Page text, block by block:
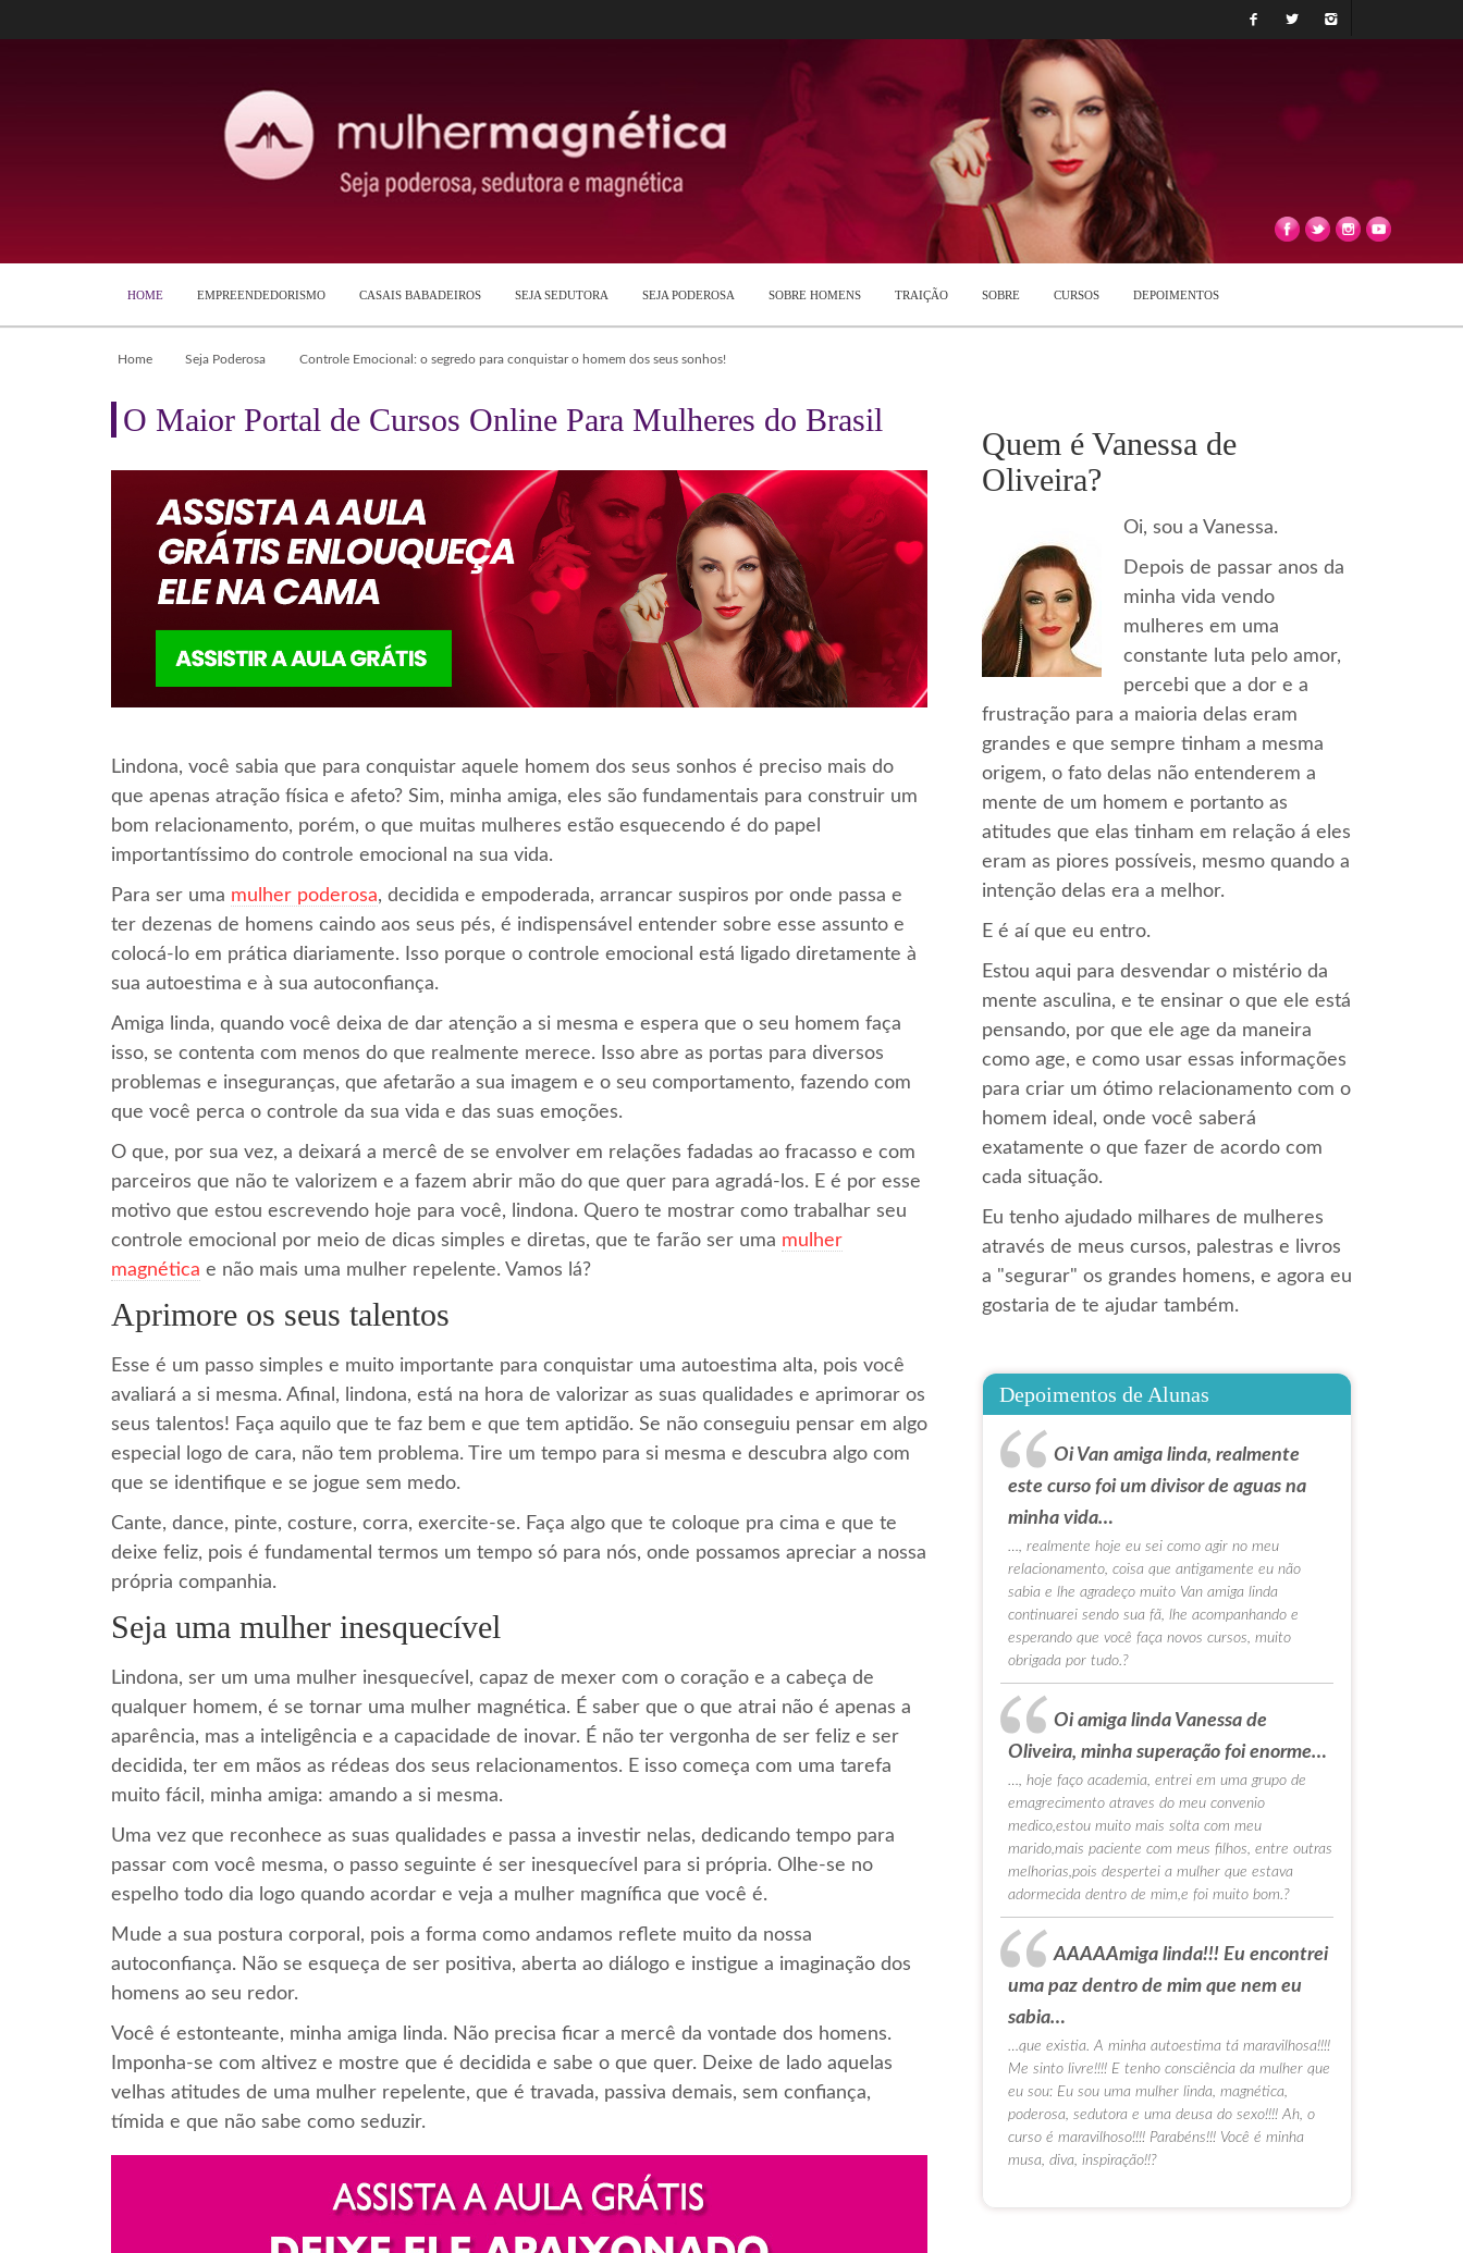
HOME EMPREENDEDORISMO CASAIS BABADEIROS SEJA SEDUTORA SEJA PODEROSA SOBRE HOMENS TRAIÇÃO SOBRE CURSOS DEPOIMENTOS
Home Seja Poderosa Controle Emocional: o segredo para conquistar o homem dos seus sonhos!
O Maior Portal de Cursos Online Para Mulheres do Brasil
Lindona, você sabia que para conquistar aquele homem dos seus sonhos é preciso mais do
que apenas atração física e afeto? Sim, minha amiga, eles são fundamentais para construir um
bom relacionamento, porém, o que muitas mulheres estão esquecendo é do papel
importantíssimo do controle emocional na sua vida.
Para ser uma mulher poderosa, decidida e empoderada, arrancar suspiros por onde passa e
ter dezenas de homens caindo aos seus pés, é indispensável entender sobre esse assunto e
colocá-lo em prática diariamente. Isso porque o controle emocional está ligado diretamente à
sua autoestima e à sua autoconfiança.
Amiga linda, quando você deixa de dar atenção a si mesma e espera que o seu homem faça
isso, se contenta com menos do que realmente merece. Isso abre as portas para diversos
problemas e inseguranças, que afetarão a sua imagem e o seu comportamento, fazendo com
que você perca o controle da sua vida e das suas emoções.
O que, por sua vez, a deixará a mercê de se envolver em relações fadadas ao fracasso e com
parceiros que não te valorizem e a fazem abrir mão do que quer para agradá-los. E é por esse
motivo que estou escrevendo hoje para você, lindona. Quero te mostrar como trabalhar seu
controle emocional por meio de dicas simples e diretas, que te farão ser uma mulher
magnética e não mais uma mulher repelente. Vamos lá?
Aprimore os seus talentos
Esse é um passo simples e muito importante para conquistar uma autoestima alta, pois você
avaliará a si mesma. Afinal, lindona, está na hora de valorizar as suas qualidades e aprimorar os
seus talentos! Faça aquilo que te faz bem e que tem aptidão. Se não conseguiu pensar em algo
especial logo de cara, não tem problema. Tire um tempo para si mesma e descubra algo com
que se identifique e se jogue sem medo.
Cante, dance, pinte, costure, corra, exercite-se. Faça algo que te coloque pra cima e que te
deixe feliz, pois é fundamental termos um tempo só para nós, onde possamos apreciar a nossa
própria companhia.
Seja uma mulher inesquecível
Lindona, ser um uma mulher inesquecível, capaz de mexer com o coração e a cabeça de
qualquer homem, é se tornar uma mulher magnética. É saber que o que atrai não é apenas a
aparência, mas a inteligência e a capacidade de inovar. É não ter vergonha de ser feliz e ser
decidida, ter em mãos as rédeas dos seus relacionamentos. E isso começa com uma tarefa
muito fácil, minha amiga: amando a si mesma.
Uma vez que reconhece as suas qualidades e passa a investir nelas, dedicando tempo para
passar com você mesma, o passo seguinte é ser inesquecível para si própria. Olhe-se no
espelho todo dia logo quando acordar e veja a mulher magnífica que você é.
Mude a sua postura corporal, pois a forma como andamos reflete muito da nossa
autoconfiança. Não se esqueça de ser positiva, aberta ao diálogo e instigue a imaginação dos
homens ao seu redor.
Você é estonteante, minha amiga linda. Não precisa ficar a mercê da vontade dos homens.
Imponha-se com altivez e mostre que é decidida e sabe o que quer. Deixe de lado aquelas
velhas atitudes de uma mulher repelente, que é travada, passiva demais, sem confiança,
tímida e que não sabe como seduzir.
Quem é Vanessa de
Oliveira?
Oi, sou a Vanessa.
Depois de passar anos da
minha vida vendo
mulheres em uma
constante luta pelo amor,
percebi que a dor e a
frustração para a maioria delas eram
grandes e que sempre tinham a mesma
origem, o fato delas não entenderem a
mente de um homem e portanto as
atitudes que elas tinham em relação á eles
eram as piores possíveis, mesmo quando a
intenção delas era a melhor.
E é aí que eu entro.
Estou aqui para desvendar o mistério da
mente asculina, e te ensinar o que ele está
pensando, por que ele age da maneira
como age, e como usar essas informações
para criar um ótimo relacionamento com o
homem ideal, onde você saberá
exatamente o que fazer de acordo com
cada situação.
Eu tenho ajudado milhares de mulheres
através de meus cursos, palestras e livros
a "segurar" os grandes homens, e agora eu
gostaria de te ajudar também.
Depoimentos de Alunas
Oi Van amiga linda, realmente
este curso foi um divisor de aguas na
minha vida…
…, realmente hoje eu sei como agir no meu
relacionamento, coisa que antigamente eu não
sabia e lhe agradeço muito Van amiga linda
continuarei sendo sua fã, lhe acompanhando e
esperando que você faça novos cursos, muito
obrigada por tudo.?
Oi amiga linda Vanessa de
Oliveira, minha superação foi enorme…
…, hoje faço academia, entrei em uma grupo de
emagrecimento atraves do meu convenio
medico,estou muito mais solta com meu
marido,mais paciente com meus filhos, entre outras
melhorias,pois despertei a mulher que estava
adormecida dentro de mim,e foi muito bom.?
AAAAAmiga linda!!! Eu encontrei
uma paz dentro de mim que nem eu
sabia…
…que existia. A minha autoestima tá maravilhosa!!!!
Me sinto livre!!!! E tenho consciência da mulher que
eu sou: Eu sou uma mulher linda, magnética,
poderosa, sedutora e uma deusa do sexo!!!! Ah, o
curso é maravilhoso!!!! Parabéns!!! Você é minha
musa, diva, inspiração!!?